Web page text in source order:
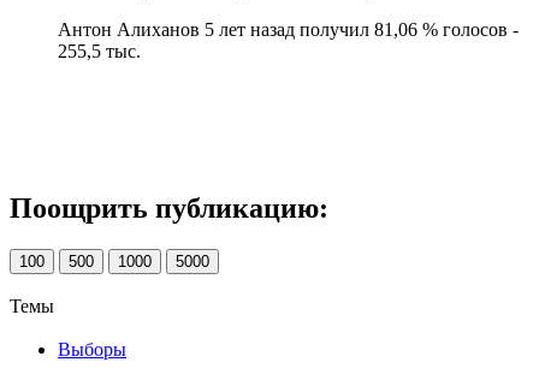
Антон Алиханов 5 лет назад получил 81,06 % голосов -
255,5 тыс.
Поощрить публикацию:
100 500 1000 5000
Темы
Выборы